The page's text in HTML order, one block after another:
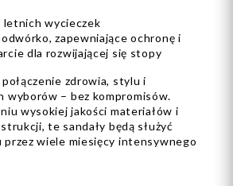
letnich wycieczek
zapewniające ochronę i
dla rozwijającej się stopy
zdrowia, stylu i
wyborów – bez kompromisów.
wysokiej jakości materiałów i
te sandały będą służyć
przez wiele miesięcy intensywnego